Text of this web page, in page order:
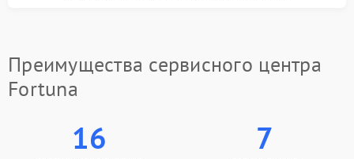
Преимущества сервисного центра
Fortuna
16 7